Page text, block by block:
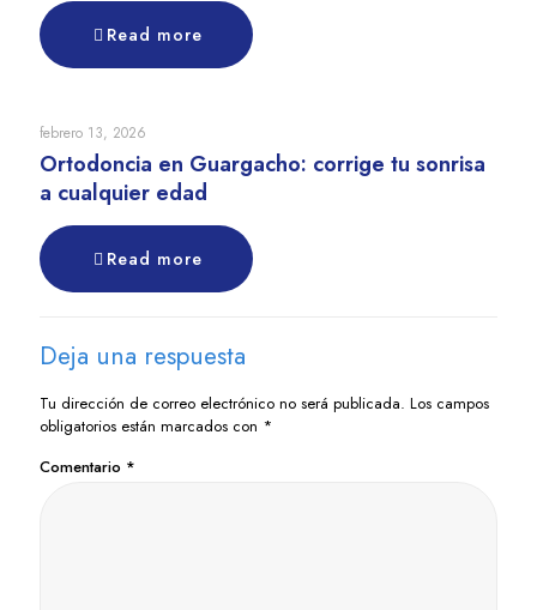
Read more
febrero 13, 2026
Ortodoncia en Guargacho: corrige tu sonrisa
a cualquier edad
Read more
Deja una respuesta
Tu dirección de correo electrónico no será publicada. Los campos
obligatorios están marcados con *
Comentario *